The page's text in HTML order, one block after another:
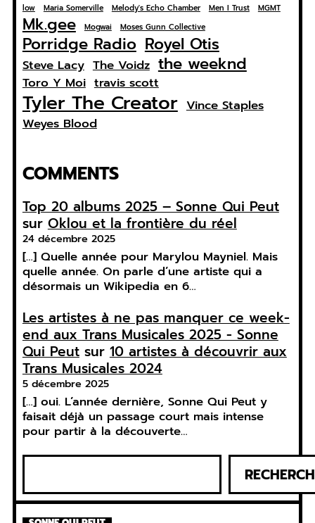
low
Maria Somerville Melody's Echo Chamber Men I Trust MGMT
Mk.gee Mogwai Moses Gunn Collective
Porridge Radio Royel Otis
Steve Lacy The Voidz the weeknd
Toro Y Moi travis scott
Tyler The Creator Vince Staples
Weyes Blood
COMMENTS
Top 20 albums 2025 – Sonne Qui Peut
surOklou et la frontière du réel
24 décembre 2025
[…] Quelle année pour Marylou Mayniel. Mais
quelle année. On parle d’une artiste qui a
désormais un Wikipedia en 6…
Les artistes à ne pas manquer ce week-
end aux Trans Musicales 2025 - Sonne
Qui Peutsur10 artistes à découvrir aux
Trans Musicales 2024
5 décembre 2025
[…] oui. L’année dernière, Sonne Qui Peut y
faisait déjà un passage court mais intense
pour partir à la découverte…
R
c
h